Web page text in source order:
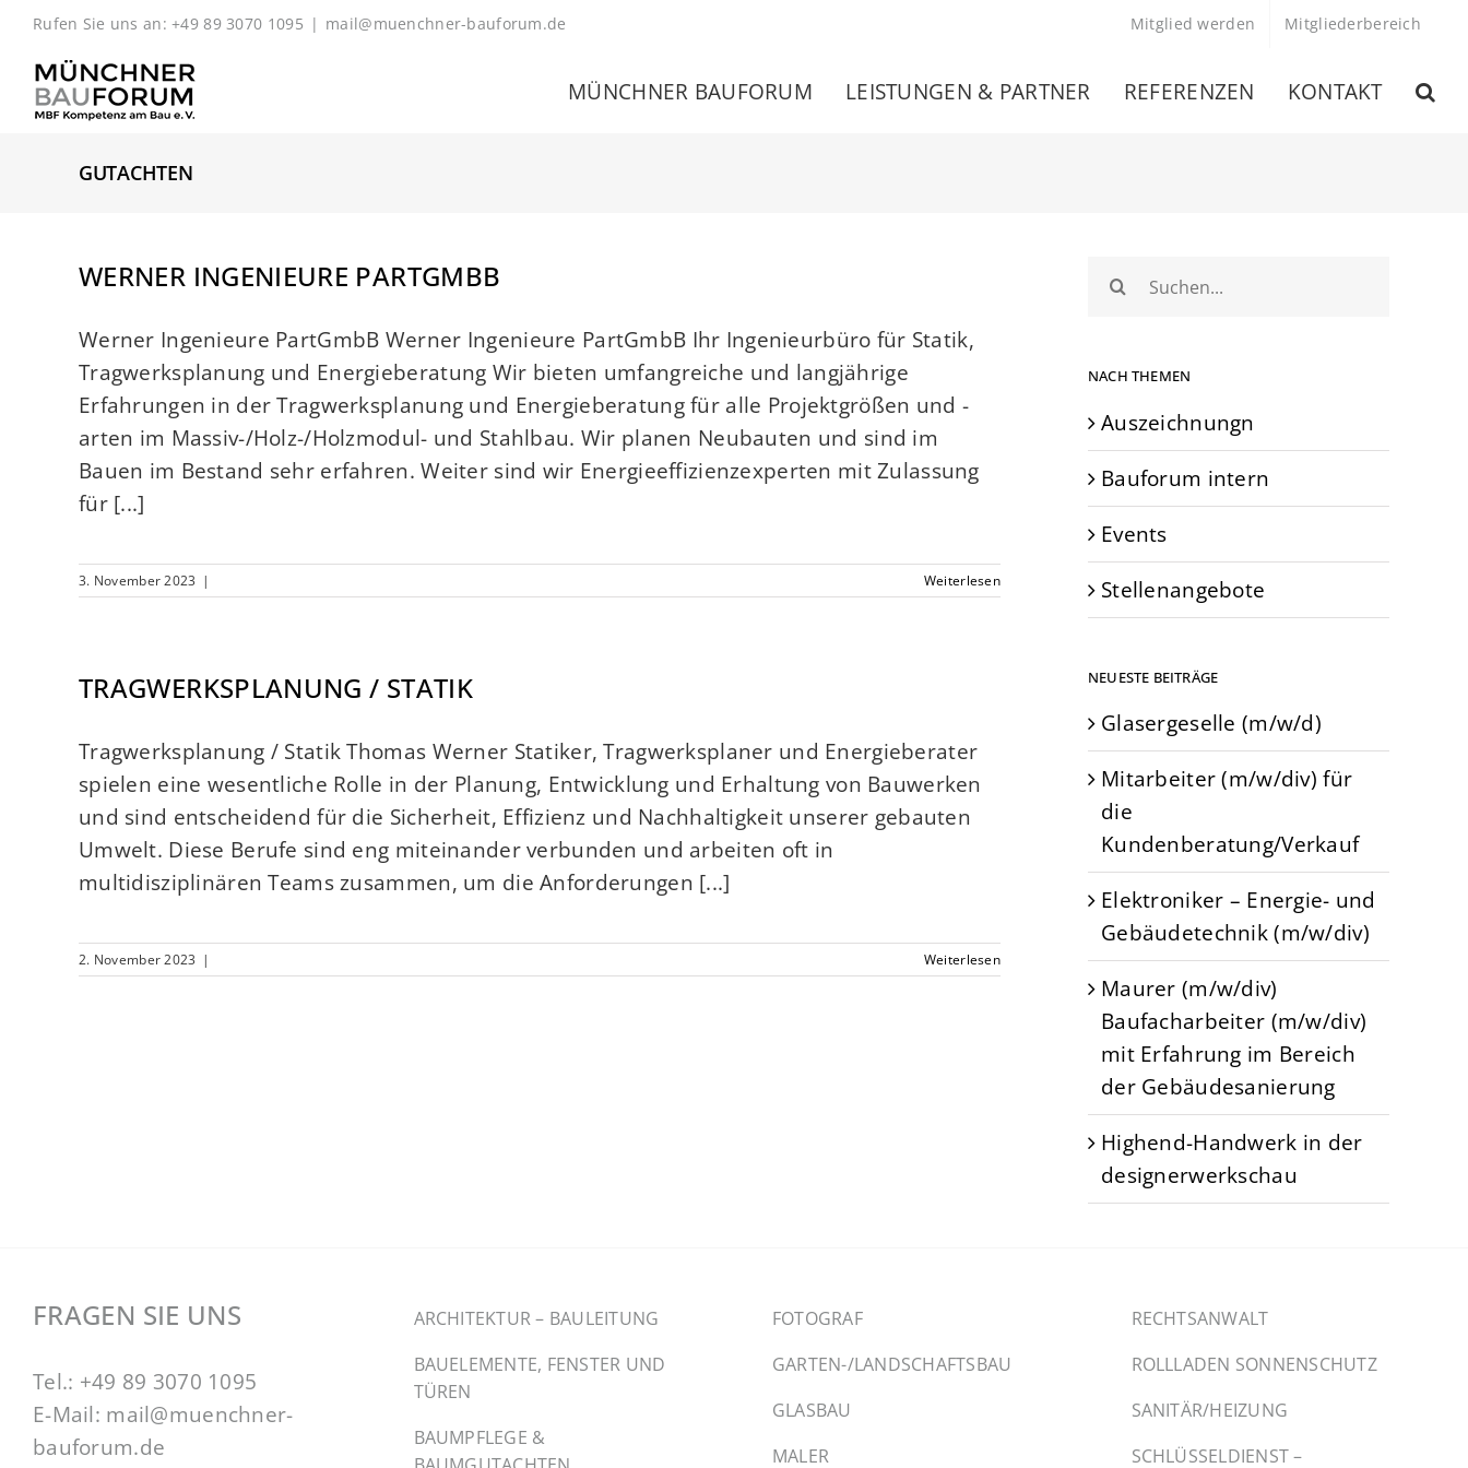
Zum
springen
Rufen Sie uns an: +49 89 3070 1095 | mail@muenchner-bauforum.de Mitglied werden Mitgliederbereich
MÜNCHNER BAUFORUM LEISTUNGEN & PARTNER REFERENZEN KONTAKT
GUTACHTEN
WERNER INGENIEURE PARTGMBB
Werner Ingenieure PartGmbB Werner Ingenieure PartGmbB Ihr Ingenieurbüro für Statik,
Tragwerksplanung und Energieberatung Wir bieten umfangreiche und langjährige
Erfahrungen in der Tragwerksplanung und Energieberatung für alle Projektgrößen und -
arten im Massiv-/Holz-/Holzmodul- und Stahlbau. Wir planen Neubauten und sind im
Bauen im Bestand sehr erfahren. Weiter sind wir Energieeffizienzexperten mit Zulassung
für [...]
3. November 2023 | Weiterlesen
TRAGWERKSPLANUNG / STATIK
Tragwerksplanung / Statik Thomas Werner Statiker, Tragwerksplaner und Energieberater
spielen eine wesentliche Rolle in der Planung, Entwicklung und Erhaltung von Bauwerken
und sind entscheidend für die Sicherheit, Effizienz und Nachhaltigkeit unserer gebauten
Umwelt. Diese Berufe sind eng miteinander verbunden und arbeiten oft in
multidisziplinären Teams zusammen, um die Anforderungen [...]
2. November 2023 | Weiterlesen
Suche
nach:
NACH THEMEN
Auszeichnungn
Bauforum intern
Events
Stellenangebote
NEUESTE BEITRÄGE
Glasergeselle (m/w/d)
Mitarbeiter (m/w/div) für
die
Kundenberatung/Verkauf
Elektroniker – Energie- und
Gebäudetechnik (m/w/div)
Maurer (m/w/div)
Baufacharbeiter (m/w/div)
mit Erfahrung im Bereich
der Gebäudesanierung
Highend-Handwerk in der
designerwerkschau
FRAGEN SIE UNS
Tel.: +49 89 3070 1095
E-Mail: mail@muenchner-
bauforum.de
ARCHITEKTUR – BAULEITUNG
BAUELEMENTE, FENSTER UND
TÜREN
BAUMPFLEGE &
FOTOGRAF
GARTEN-/LANDSCHAFTSBAU
GLASBAU
MALER
RECHTSANWALT
ROLLLADEN SONNENSCHUTZ
SANITÄR/HEIZUNG
SCHLÜSSELDIENST –